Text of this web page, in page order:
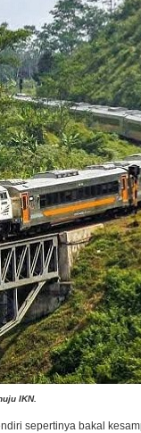
IKN.
sepertinya bakal